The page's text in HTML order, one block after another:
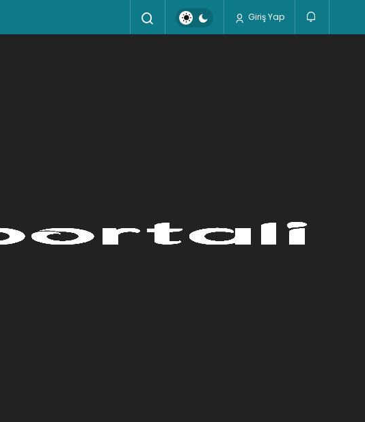
Giriş Yap